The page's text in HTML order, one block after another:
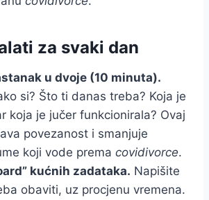
za svaki dan
u dvoje (10 minuta).
si? Što ti danas treba? Koja je
koja je jučer funkcionirala? Ovaj
povezanost i smanjuje
koji vode prema covidivorce.
kućnih zadataka. Napišite
obaviti, uz procjenu vremena.